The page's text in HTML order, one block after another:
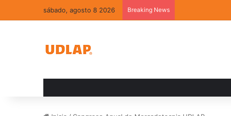
sábado, agosto 8 2026 Breaking News